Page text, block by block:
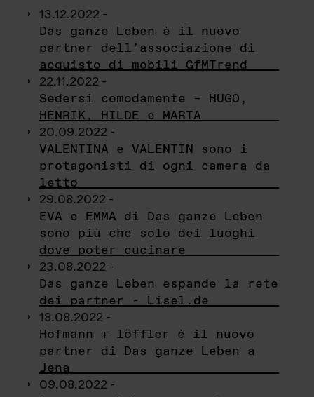
13.12.2022 -
Das ganze Leben è il nuovo
partner dell’associazione di
acquisto di mobili GfMTrend
22.11.2022 -
Sedersi comodamente – HUGO,
HENRIK, HILDE e MARTA
20.09.2022 -
VALENTINA e VALENTIN sono i
protagonisti di ogni camera da
letto
29.08.2022 -
EVA e EMMA di Das ganze Leben
sono più che solo dei luoghi
dove poter cucinare
23.08.2022 -
Das ganze Leben espande la rete
dei partner - Lisel.de
18.08.2022 -
Hofmann + löffler è il nuovo
partner di Das ganze Leben a
Jena
09.08.2022 -